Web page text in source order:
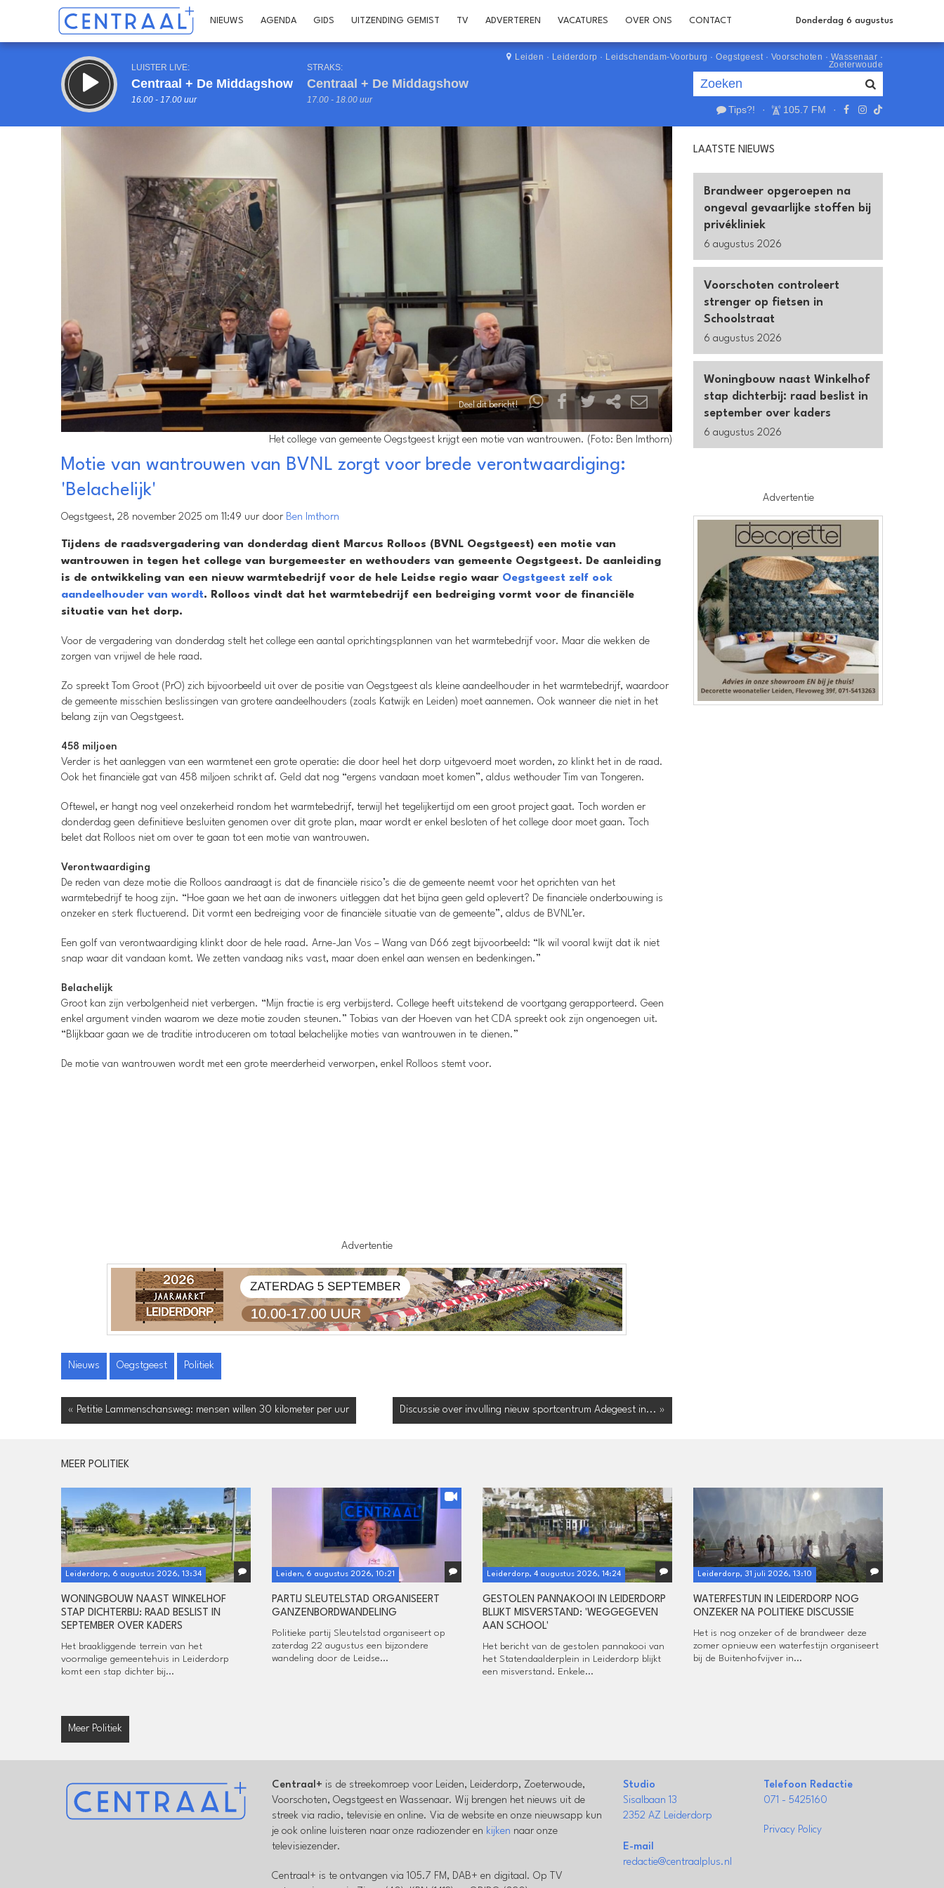
NIEUWS AGENDA GIDS UITZENDING GEMIST TV ADVERTEREN VACATURES OVER ONS CONTACT Donderdag 6 augustus
LUISTER LIVE:
Centraal + De Middagshow
16.00 - 17.00 uur
STRAKS:
Centraal + De Middagshow
17.00 - 18.00 uur
Leiden · Leiderdorp · Leidschendam-Voorburg · Oegstgeest· Voorschoten · Wassenaar ·
Zoeterwoude
Tips?! · 105.7 FM ·
Deel dit bericht!
Het college van gemeente Oegstgeest krijgt een motie van wantrouwen. (Foto: Ben Imthorn)
Motie van wantrouwen van BVNL zorgt voor brede verontwaardiging:
'Belachelijk'
Oegstgeest, 28 november 2025 om 11:49 uur door Ben Imthorn
Tijdens de raadsvergadering van donderdag dient Marcus Rolloos (BVNL Oegstgeest) een motie van
wantrouwen in tegen het college van burgemeester en wethouders van gemeente Oegstgeest. De aanleiding
is de ontwikkeling van een nieuw warmtebedrijf voor de hele Leidse regio waar Oegstgeest zelf ook
aandeelhouder van wordt. Rolloos vindt dat het warmtebedrijf een bedreiging vormt voor de financiële
situatie van het dorp.
Voor de vergadering van donderdag stelt het college een aantal oprichtingsplannen van het warmtebedrijf voor. Maar die wekken de
zorgen van vrijwel de hele raad.
Zo spreekt Tom Groot (PrO) zich bijvoorbeeld uit over de positie van Oegstgeest als kleine aandeelhouder in het warmtebedrijf, waardoor
de gemeente misschien beslissingen van grotere aandeelhouders (zoals Katwijk en Leiden) moet aannemen. Ook wanneer die niet in het
belang zijn van Oegstgeest.
458 miljoen
Verder is het aanleggen van een warmtenet een grote operatie: die door heel het dorp uitgevoerd moet worden, zo klinkt het in de raad.
Ook het financiële gat van 458 miljoen schrikt af. Geld dat nog “ergens vandaan moet komen”, aldus wethouder Tim van Tongeren.
Oftewel, er hangt nog veel onzekerheid rondom het warmtebedrijf, terwijl het tegelijkertijd om een groot project gaat. Toch worden er
donderdag geen definitieve besluiten genomen over dit grote plan, maar wordt er enkel besloten of het college door moet gaan. Toch
belet dat Rolloos niet om over te gaan tot een motie van wantrouwen.
Verontwaardiging
De reden van deze motie die Rolloos aandraagt is dat de financiële risico’s die de gemeente neemt voor het oprichten van het
warmtebedrijf te hoog zijn. “Hoe gaan we het aan de inwoners uitleggen dat het bijna geen geld oplevert? De financiële onderbouwing is
onzeker en sterk fluctuerend. Dit vormt een bedreiging voor de financiële situatie van de gemeente”, aldus de BVNL’er.
Een golf van verontwaardiging klinkt door de hele raad. Arne-Jan Vos – Wang van D66 zegt bijvoorbeeld: “Ik wil vooral kwijt dat ik niet
snap waar dit vandaan komt. We zetten vandaag niks vast, maar doen enkel aan wensen en bedenkingen.”
Belachelijk
Groot kan zijn verbolgenheid niet verbergen. “Mijn fractie is erg verbijsterd. College heeft uitstekend de voortgang gerapporteerd. Geen
enkel argument vinden waarom we deze motie zouden steunen.” Tobias van der Hoeven van het CDA spreekt ook zijn ongenoegen uit.
“Blijkbaar gaan we de traditie introduceren om totaal belachelijke moties van wantrouwen in te dienen.”
De motie van wantrouwen wordt met een grote meerderheid verworpen, enkel Rolloos stemt voor.
Advertentie
Nieuws Oegstgeest Politiek
« Petitie Lammenschansweg: mensen willen 30 kilometer per uur Discussie over invulling nieuw sportcentrum Adegeest in... »
LAATSTE NIEUWS
Brandweer opgeroepen na
ongeval gevaarlijke stoffen bij
privékliniek
6 augustus 2026
Voorschoten controleert
strenger op fietsen in
Schoolstraat
6 augustus 2026
Woningbouw naast Winkelhof
stap dichterbij: raad beslist in
september over kaders
6 augustus 2026
Advertentie
MEER POLITIEK
Leiderdorp, 6 augustus 2026, 13:34
WONINGBOUW NAAST WINKELHOF
STAP DICHTERBIJ: RAAD BESLIST IN
SEPTEMBER OVER KADERS
Het braakliggende terrein van het
voormalige gemeentehuis in Leiderdorp
komt een stap dichter bij...
Leiden, 6 augustus 2026, 10:21
PARTIJ SLEUTELSTAD ORGANISEERT
GANZENBORDWANDELING
Politieke partij Sleutelstad organiseert op
zaterdag 22 augustus een bijzondere
wandeling door de Leidse...
Leiderdorp, 4 augustus 2026, 14:24
GESTOLEN PANNAKOOI IN LEIDERDORP
BLIJKT MISVERSTAND: 'WEGGEGEVEN
AAN SCHOOL'
Het bericht van de gestolen pannakooi van
het Statendaalderplein in Leiderdorp blijkt
een misverstand. Enkele...
Leiderdorp, 31 juli 2026, 13:10
WATERFESTIJN IN LEIDERDORP NOG
ONZEKER NA POLITIEKE DISCUSSIE
Het is nog onzeker of de brandweer deze
zomer opnieuw een waterfestijn organiseert
bij de Buitenhofvijver in...
Meer Politiek
Centraal+ is de streekomroep voor Leiden, Leiderdorp, Zoeterwoude,
Voorschoten, Oegstgeest en Wassenaar. Wij brengen het nieuws uit de
streek via radio, televisie en online. Via de website en onze nieuwsapp kun
je ook online luisteren naar onze radiozender en kijken naar onze
televisiezender.
Centraal+ is te ontvangen via 105.7 FM, DAB+ en digitaal. Op TV
Studio
Sisalbaan 13
2352 AZ Leiderdorp
E-mail
redactie@centraalplus.nl
Telefoon Redactie
071 - 5425160
Privacy Policy